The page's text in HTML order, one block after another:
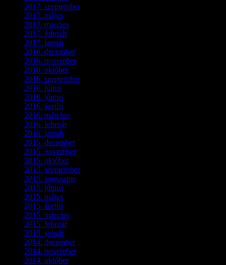
2017. szeptember(1)
2017. május
2017. március
2017. február(1)
2017. január(2)
2016. december(1)
2016. november(1)
2016. október(6)
2016. szeptember(5)
2016. július
2016. június
2016. április
2016. március
2016. február(3)
2016. január(2)
2015. december(1)
2015. november(4)
2015. október(4)
2015. szeptember(5)
2015. augusztus
2015. június
2015. május
2015. április
2015. március
2015. február(2)
2015. január(5)
2014. december(4)
2014. november(1)
2014. október(2)